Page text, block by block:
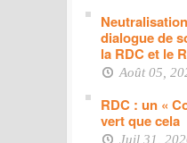
dialogue de
la RDC et le
Août 05,
RDC : un «
vert que cela
Juil 31,